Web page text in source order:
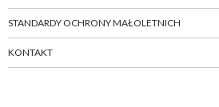
STANDARDY OCHRONY MAŁOLETNICH
KONTAKT